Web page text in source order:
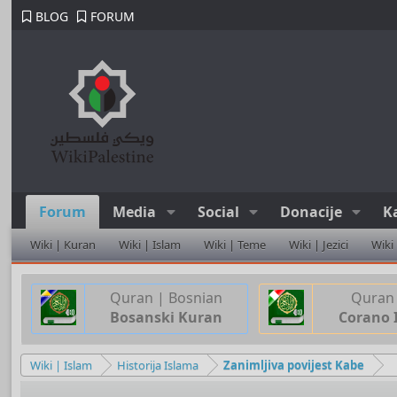
BLOG FORUM
Forum Media Social Donacije
Wiki | Kuran Wiki | Islam Wiki | Teme Wiki | Jezici Wiki
Quran | Bosnian
Bosanski Kuran
Corano
Wiki | Islam Historija Islama Zanimljiva povijest Kabe